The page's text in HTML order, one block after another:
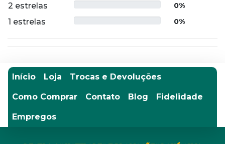
2 estrelas 0%
1 estrelas 0%
Início Loja Trocas e Devoluções
Como Comprar Contato Blog Fidelidade
Empregos